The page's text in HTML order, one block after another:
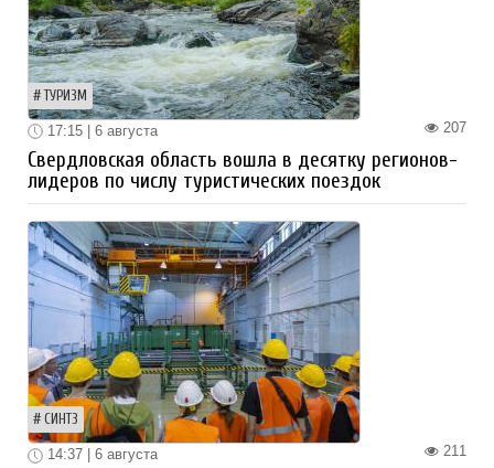
ТУРИЗМ
207
17:15 | 6 августа
Свердловская область вошла в десятку регионов-
лидеров по числу туристических поездок
СИНТЗ
211
14:37 | 6 августа